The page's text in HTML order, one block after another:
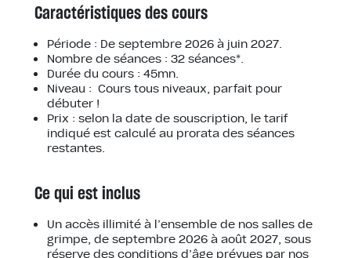
Caractéristiques des cours
Période : De septembre 2026 à juin 2027.
Nombre de séances : 32 séances*.
Durée du cours : 45mn.
Niveau : Cours tous niveaux, parfait pour
débuter !
Prix : selon la date de souscription, le tarif
indiqué est calculé au prorata des séances
restantes.
Ce qui est inclus
Un accès illimité à l’ensemble de nos salles de
grimpe, de septembre 2026 à août 2027, sous
réserve des conditions d’âge prévues par nos